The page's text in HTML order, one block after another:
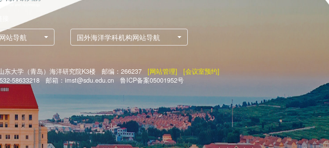
站导航 国外海洋学科机构网站导航
东大学（青岛）海洋研究院K3楼 邮编：266237 [网站管理]
[会议室预约]
58633218 邮箱：imst@sdu.edu.cn 鲁ICP备案05001952号